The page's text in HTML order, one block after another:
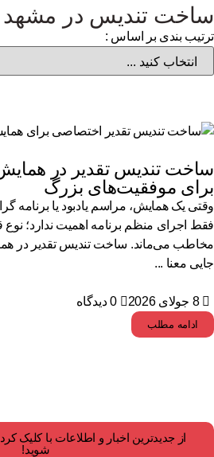
تندیس در مشهد
بندی بر اساس :
تندیس تقدیر در همایش؛
موفقیت‌های بزرگ
یک همایش، مراسم یادبود یا برنامه
اجرای منظم برنامه اهمیت ندارد؛ نوع
می‌ماند. ساخت تندیس تقدیر در
معنا ...
8 جولای 2026 0 دیدگاه
ادامه مطلب
از جدیدترین اخبار و اطلاعات با کلیک
شوید!